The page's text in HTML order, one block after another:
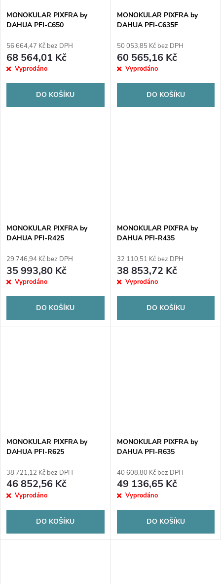
MONOKULAR PIXFRA by
DAHUA PFI-C650
56 664,47 Kč bez DPH
68 564,01 Kč
Vyprodáno
DO KOŠÍKU
MONOKULAR PIXFRA by
DAHUA PFI-C635F
50 053,85 Kč bez DPH
60 565,16 Kč
Vyprodáno
DO KOŠÍKU
MONOKULAR PIXFRA by
DAHUA PFI-R425
29 746,94 Kč bez DPH
35 993,80 Kč
Vyprodáno
DO KOŠÍKU
MONOKULAR PIXFRA by
DAHUA PFI-R435
32 110,51 Kč bez DPH
38 853,72 Kč
Vyprodáno
DO KOŠÍKU
MONOKULAR PIXFRA by
DAHUA PFI-R625
38 721,12 Kč bez DPH
46 852,56 Kč
Vyprodáno
DO KOŠÍKU
MONOKULAR PIXFRA by
DAHUA PFI-R635
40 608,80 Kč bez DPH
49 136,65 Kč
Vyprodáno
DO KOŠÍKU